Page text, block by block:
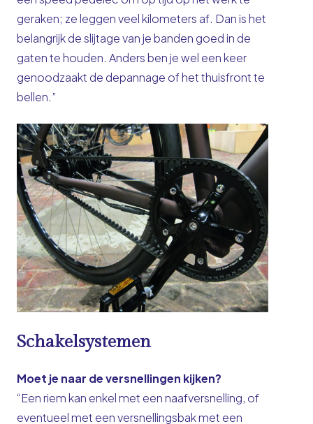
geraken; ze leggen veel kilometers af. Dan is het
belangrijk de slijtage van je banden goed in de
gaten te houden. Anders ben je wel een keer
genoodzaakt de depannage of het thuisfront te
bellen.”
Schakelsystemen
Moet je naar de versnellingen kijken?
“Een riem kan enkel met een naafversnelling, of
eventueel met een versnellingsbak met een